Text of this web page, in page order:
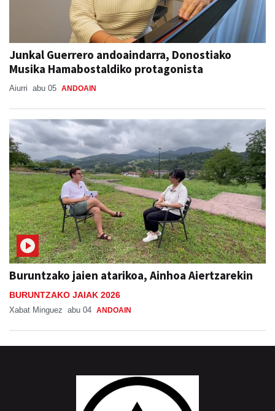
Junkal Guerrero andoaindarra, Donostiako
Musika Hamabostaldiko protagonista
Aiurri abu 05 ANDOAIN
Buruntzako jaien atarikoa, Ainhoa Aiertzarekin
BURUNTZAKO JAIAK 2026
Xabat Minguez abu 04 ANDOAIN